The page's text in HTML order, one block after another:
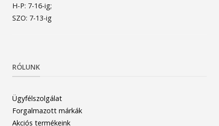
H-P: 7-16-ig;
SZO: 7-13-ig
RÓLUNK
Ügyfélszolgálat
Forgalmazott márkák
Akciós termékeink